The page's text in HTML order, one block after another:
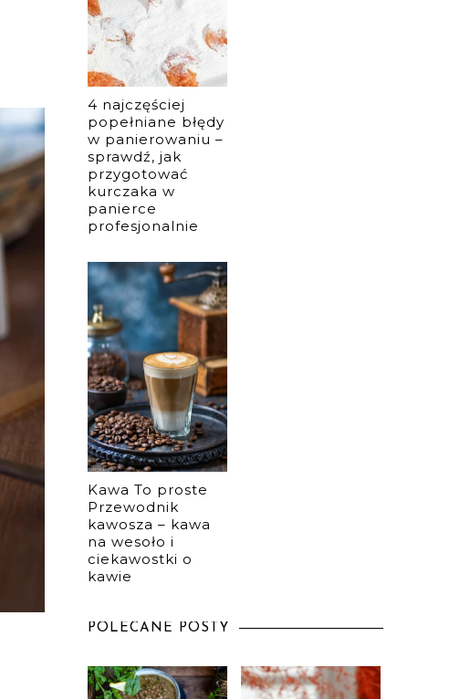
4 najczęściej
popełniane błędy
w panierowaniu –
sprawdź, jak
przygotować
kurczaka w
panierce
profesjonalnie
Kawa To proste
Przewodnik
kawosza – kawa
na wesoło i
ciekawostki o
kawie
POLECANE POSTY